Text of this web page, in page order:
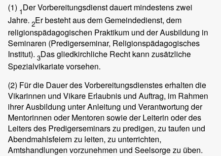
(1) 1Der Vorbereitungsdienst dauert mindestens zwei
Jahre. 2Er besteht aus dem Gemeindedienst, dem
religionspädagogischen Praktikum und der Ausbildung in
Seminaren (Predigerseminar, Religionspädagogisches
Institut). 3Das gliedkirchliche Recht kann zusätzliche
Spezialvikariate vorsehen.
(2) Für die Dauer des Vorbereitungsdienstes erhalten die
Vikarinnen und Vikare Erlaubnis und Auftrag, im Rahmen
ihrer Ausbildung unter Anleitung und Verantwortung der
Mentorinnen oder Mentoren sowie der Leiterin oder des
Leiters des Predigerseminars zu predigen, zu taufen und
Abendmahlsfeiern zu leiten, zu unterrichten,
Amtshandlungen vorzunehmen und Seelsorge zu üben.